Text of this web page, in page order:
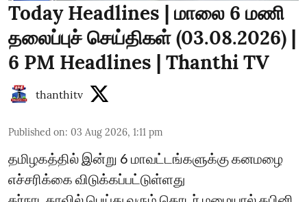
Today Headlines | மாலை 6 மணி
தலைப்புச் செய்திகள் (03.08.2026) |
6 PM Headlines | Thanthi TV
thanthitv
Published on: 03 Aug 2026, 1:11 pm
தமிழகத்தில் இன்று 6 மாவட்டங்களுக்கு கனமழை
எச்சரிக்கை விடுக்கப்பட்டுள்ளது